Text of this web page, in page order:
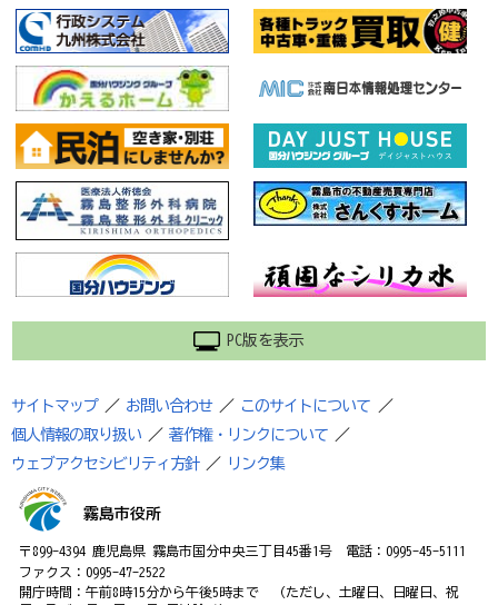
PC版を表示
サイトマップ ／ お問い合わせ ／ このサイトについて
／
個人情報の取り扱い ／ 著作権・リンクについて ／
ウェブアクセシビリティ方針 ／ リンク集
霧島市役所
〒899-4394 鹿児島県 霧島市国分中央三丁目45番1号 電話：0995-45-5111
ファクス：0995-47-2522
開庁時間：午前8時15分から午後5時まで （ただし、土曜日、日曜日、祝